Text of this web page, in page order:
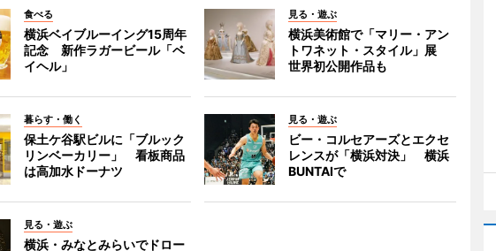
食べる
横浜ベイブルーイング15周年
記念 新作ラガービール「ベ
イヘル」
見る・遊ぶ
横浜美術館で「マリー・アン
トワネット・スタイル」展
世界初公開作品も
暮らす・働く
保土ケ谷駅ビルに「ブルック
リンベーカリー」 看板商品
は高加水ドーナツ
見る・遊ぶ
ビー・コルセアーズとエクセ
レンスが「横浜対決」 横浜
BUNTAIで
見る・遊ぶ
横浜・みなとみらいでドロー